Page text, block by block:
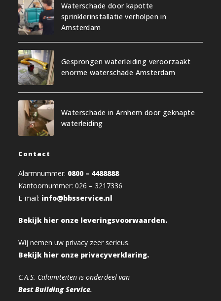
Waterschade door kapotte
sprinklerinstallatie verholpen in
Amsterdam
Gesprongen waterleiding veroorzaakt
enorme waterschade Amsterdam
Waterschade in Arnhem door geknapte
waterleiding
Contact
Alarmnummer: 0800 – 4488888
Kantoornummer: 026 – 3217336
E-mail: info@bbsservice.nl
Bekijk hier onze leveringsvoorwaarden.
Wij nemen uw privacy zeer serieus.
Bekijk hier onze privacyverklaring.
C.A.S. Calamiteiten is onderdeel van
Best Building Service.